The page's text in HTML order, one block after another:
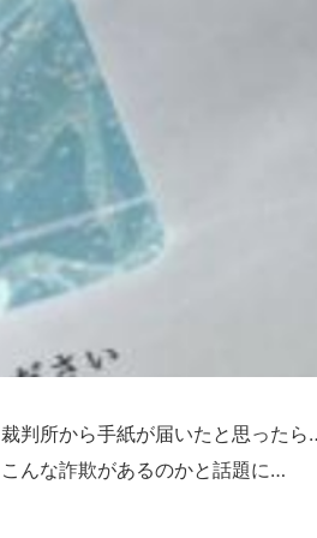
裁判所から手紙が届いたと思った
こんな詐欺があるのかと話題に…